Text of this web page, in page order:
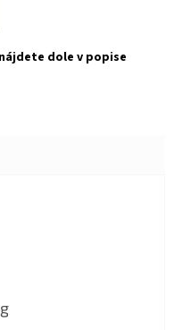
dole v popise
z 5 hviezdičiek.